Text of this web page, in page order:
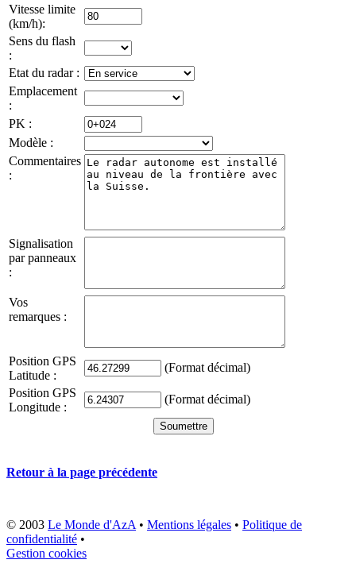
Vitesse limite
(km/h):
Sens du flash
:
Etat du radar :
Emplacement
:
PK :
Modèle :
Commentaires
:
Signalisation
par panneaux
:
Vos
remarques :
Position GPS
Latitude :
(Format décimal)
Position GPS
Longitude :
(Format décimal)
Retour à la page précédente
© 2003 Le Monde d'AzA • Mentions légales • Politique de
confidentialité •
Gestion cookies